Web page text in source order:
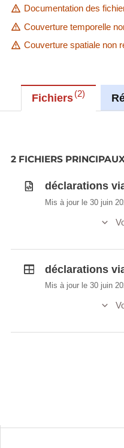
Documentation des
Couverture temporelle
Couverture spatiale non
Fichiers 2
2 FICHIERS
déclarations
Mis à jour le 30 juin
déclarations
Mis à jour le 30 juin